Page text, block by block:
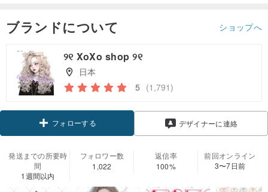
ブランドについて ショップへ
୨୧ XoXo shop ୨୧
日本
5 (1,791)
フォローする デザイナーに連絡
発送までの所要時
間
1週間以内
フォロワー数
1,022
返信率
100%
前回オンライン
3〜7日前